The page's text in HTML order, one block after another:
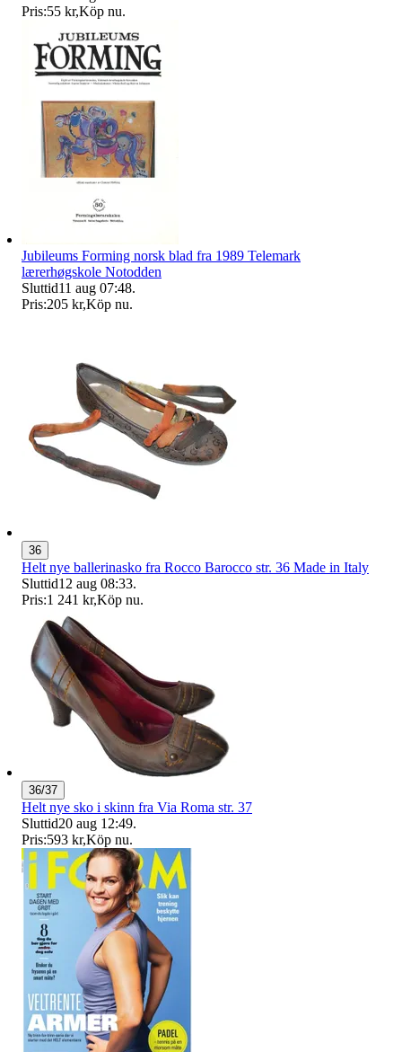
Pris:55 kr,Köp nu.
Jubileums Forming norsk blad fra 1989 Telemark
lærerhøgskole Notodden
Sluttid11 aug 07:48.
Pris:205 kr,Köp nu.
36
Helt nye ballerinasko fra Rocco Barocco str. 36 Made in Italy
Sluttid12 aug 08:33.
Pris:1 241 kr,Köp nu.
36/37
Helt nye sko i skinn fra Via Roma str. 37
Sluttid20 aug 12:49.
Pris:593 kr,Köp nu.